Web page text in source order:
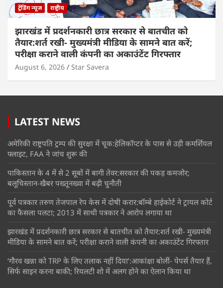
ट्रेंडिंग न्यूज राष्ट्रीय
झारखंड में प्रदर्शनकारी छात्र सरकार से बातचीत को
तैयार:शर्त रखी- मुख्यमंत्री मीडिया के सामने बात करें;
परीक्षा कराने वाली कंपनी का अकाउंटेंट गिरफ्तार
August 6, 2026 Star Savera
LATEST NEWS
अमेरिकी राष्ट्रपति ट्रम्प की सुरक्षा में चूक:हेलिकॉप्टर के पास से उड़ी कमर्शियल
फ्लाइट, FAA ने जांच शुरू की
पाकिस्तान के 4 में से 2 सूबों में बागी तेवर:सरकार की पकड़ कमजोर;
बलूचिस्तान-खैबर पख्तूनख्वा में बढ़ी चुनौती
पूर्व पत्रकार तरुण तेजपाल रेप केस में दोषी करार:बॉम्बे हाईकोर्ट ने ट्रायल कोर्ट
का फैसला पलटा; 2013 में साथी पत्रकार ने आरोप लगाया था
झारखंड में प्रदर्शनकारी छात्र सरकार से बातचीत को तैयार:शर्त रखी- मुख्यमंत्री
मीडिया के सामने बात करें; परीक्षा कराने वाली कंपनी का अकाउंटेंट गिरफ्तार
‘गौरव खन्ना को TRP के लिए तलाक नहीं दिया’:आकांक्षा बोलीं- पेपर्स तैयार हैं,
सिर्फ साइन करना बाकी; रियलटी शो में अलग होने का ऐलान किया था